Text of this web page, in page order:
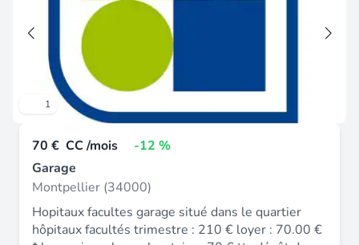
1
70 € CC /mois
-12 %
Garage
Montpellier (34000)
Hopitaux facultes garage situé dans le quartier
hôpitaux facultés trimestre : 210 € loyer : 70.00 €